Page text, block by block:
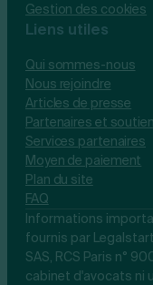
Gestion des cookies
Liens utiles
Qui sommes-nous
Nous rejoindre
Articles de presse
Partenaires et
Services partenaires
Moyen de paiement
Plan du site
FAQ
Informations
fournis par
SAS, RCS Paris n°
cabinet d'avocats ni